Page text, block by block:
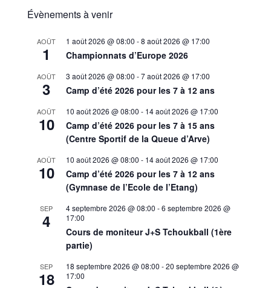
Évènements à venir
AOÛT
1
1 août 2026 @ 08:00 -8 août 2026 @ 17:00
Championnats d’Europe 2026
AOÛT
3
3 août 2026 @ 08:00 -7 août 2026 @ 17:00
Camp d’été 2026 pour les 7 à 12 ans
AOÛT
10
10 août 2026 @ 08:00 - 14 août 2026 @ 17:00
Camp d’été 2026 pour les 7 à 15 ans
(Centre Sportif de la Queue d’Arve)
AOÛT
10
10 août 2026 @ 08:00 - 14 août 2026 @ 17:00
Camp d’été 2026 pour les 7 à 12 ans
(Gymnase de l’Ecole de l’Etang)
SEP
4
4 septembre 2026 @ 08:00 -6 septembre 2026 @
17:00
Cours de moniteur J+S Tchoukball (1ère
partie)
SEP
18
18 septembre 2026 @ 08:00 -20 septembre 2026 @
17:00